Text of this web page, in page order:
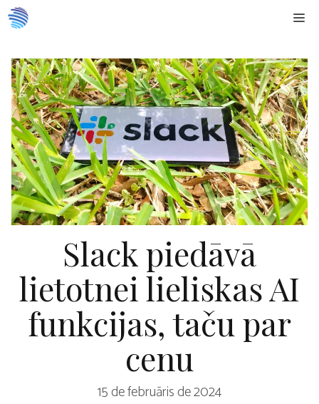
Doties
uz
Slack piedāvā
lietotnei lieliskas AI
funkcijas, taču par
cenu
15 de februāris de 2024